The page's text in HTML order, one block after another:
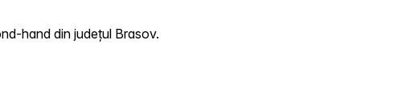
hand din județul Brasov.